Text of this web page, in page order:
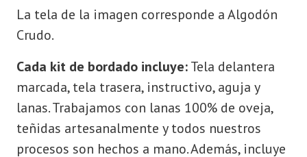
La tela de la imagen corresponde a Algodón
Crudo.
Cada kit de bordado incluye:Tela delantera
marcada, tela trasera, instructivo, aguja y
lanas. Trabajamos con lanas 100% de oveja,
teñidas artesanalmente y todos nuestros
procesos son hechos a mano. Además, incluye